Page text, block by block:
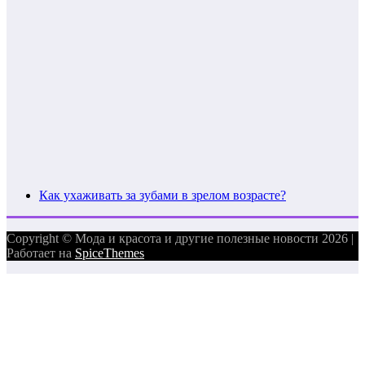
Как ухаживать за зубами в зрелом возрасте?
Copyright © Мода и красота и другие полезные новости 2026 |
Работает на SpiceThemes